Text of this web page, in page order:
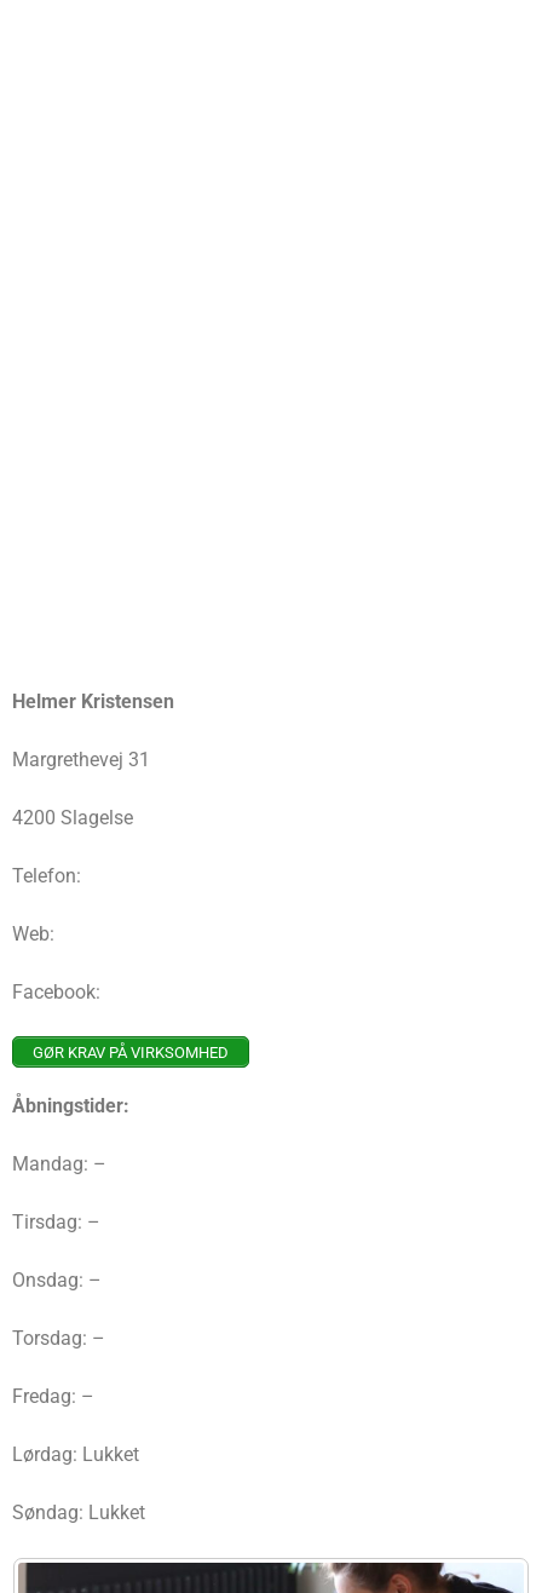
Helmer Kristensen
Margrethevej 31
4200 Slagelse
Telefon:
Web:
Facebook:
GØR KRAV PÅ VIRKSOMHED
Åbningstider:
Mandag: –
Tirsdag: –
Onsdag: –
Torsdag: –
Fredag: –
Lørdag: Lukket
Søndag: Lukket